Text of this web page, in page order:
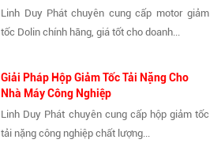
Linh Duy Phát chuyên cung cấp motor giảm
tốc Dolin chính hãng, giá tốt cho doanh...
Giải Pháp Hộp Giảm Tốc Tải Nặng Cho
Nhà Máy Công Nghiệp
Linh Duy Phát chuyên cung cấp hộp giảm tốc
tải nặng công nghiệp chất lượng...